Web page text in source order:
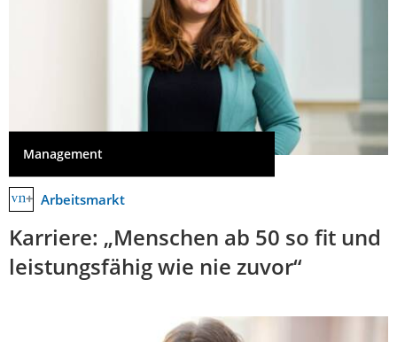
Management
Arbeitsmarkt
Karriere: „Menschen ab 50 so fit und
leistungsfähig wie nie zuvor“